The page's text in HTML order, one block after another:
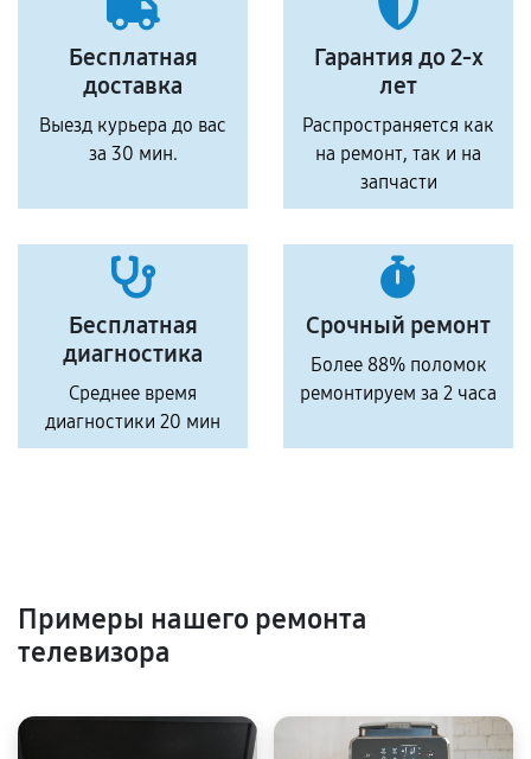
Бесплатная
доставка
Выезд курьера до вас
за 30 мин.
Гарантия до 2-х
лет
Распространяется как
на ремонт, так и на
запчасти
Бесплатная
диагностика
Среднее время
диагностики 20 мин
Срочный ремонт
Более 88% поломок
ремонтируем за 2 часа
Примеры нашего ремонта
телевизора